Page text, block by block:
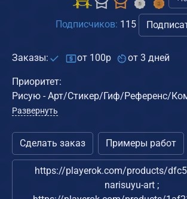
Подписчиков: 115
Заказы: от 100р от 3 дней
Приоритет:
Развернуть
Сделать заказ Примеры работ
https://playerok.com/products/
narisuyu-art ;